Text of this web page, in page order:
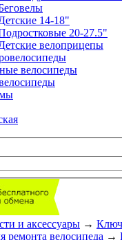
14-18"
20-27.5"
велоприцепы
велосипеды
и аксессуары →
ремонта велосипеда →